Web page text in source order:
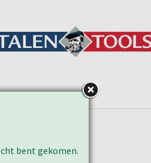
bent gekomen.